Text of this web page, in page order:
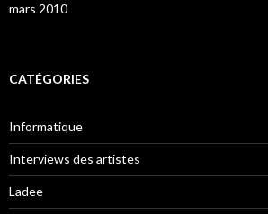
mars 2010
CATÉGORIES
Informatique
Interviews des artistes
Ladee